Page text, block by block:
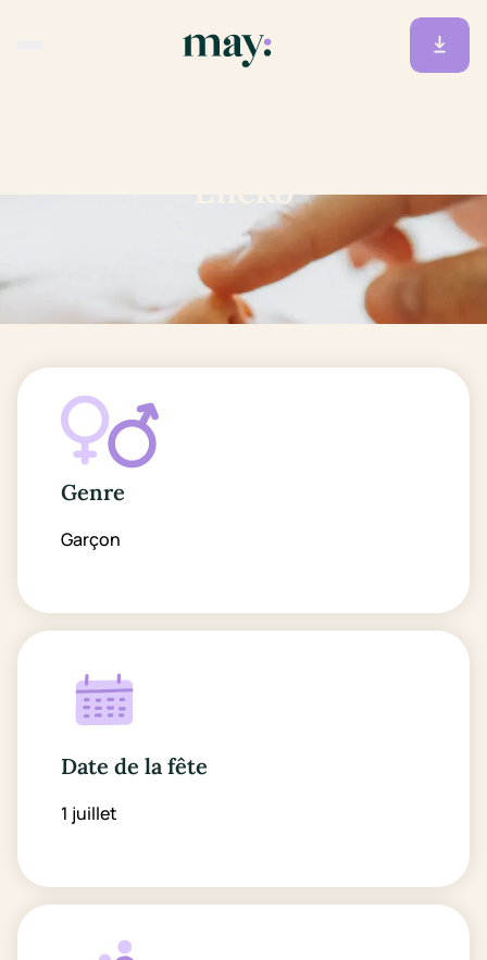
Eneko
Genre
Garçon
Date de la fête
1 juillet